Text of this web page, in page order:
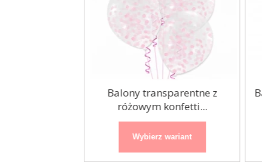
Balony transparentne z
różowym konfetti...
Wybierz wariant